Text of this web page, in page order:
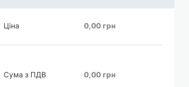
Ціна 0,00 грн
Сума з ПДВ 0,00 грн